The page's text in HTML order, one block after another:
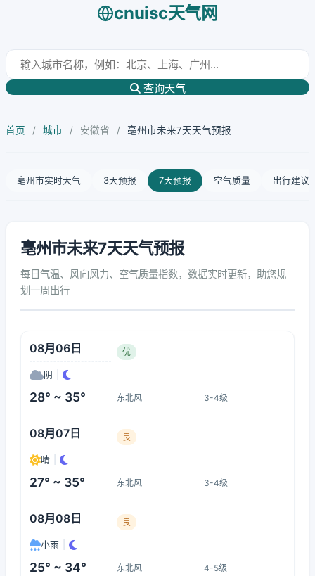
cnuisc天气网
查询天气
首页 / 城市 / 安徽省 / 亳州市未来7天天气预报
亳州市实时天气 3天预报 7天预报 空气质量 出行建议
亳州市未来7天天气预报
每日气温、风向风力、空气质量指数，数据实时更新，助您规
划一周出行
08月06日 优
阴
28° ~ 35° 东北风 3-4级
08月07日 良
晴
27° ~ 35° 东北风 3-4级
08月08日 良
小雨
25° ~ 34° 东北风 4-5级